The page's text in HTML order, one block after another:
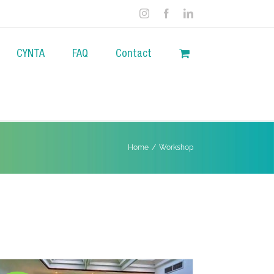
InstagramFacebookLinkedIn
CYNTA FAQ Contact
Home / Workshop